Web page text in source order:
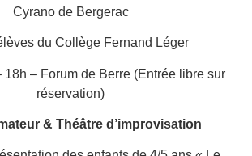
Cyrano de Bergerac
du Collège Fernand Léger
18h – Forum de Berre (Entrée libre sur
réservation)
& Théâtre d’improvisation